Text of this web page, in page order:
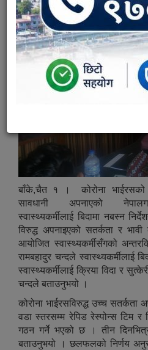
बाँके,चैत १ । कोरोना
सावधानी अपनाएको
स्वास्थ्यकर्मीलाई बिदामा नबस्न
विरुद्ध अपनाइएको सतर्कता र भावी
आयोजित स्वास्थ्यकर्मीसँगको
रामबहादुर चन्दले स्वास्थ्यकर्मीलाई
स्वास्थ्यकर्मीलाई क्रिया विदा र
चन्दले बताउनुभयो ।
कोरोना भाईरसविरुद्ध उच्च सतर्कता
वडा स्तरसम्म रेपिड रेस्पोन्स टिम र
गठन गर्ने भएको छ । तीन
बताउनुभयो । छलफलको निर्णय